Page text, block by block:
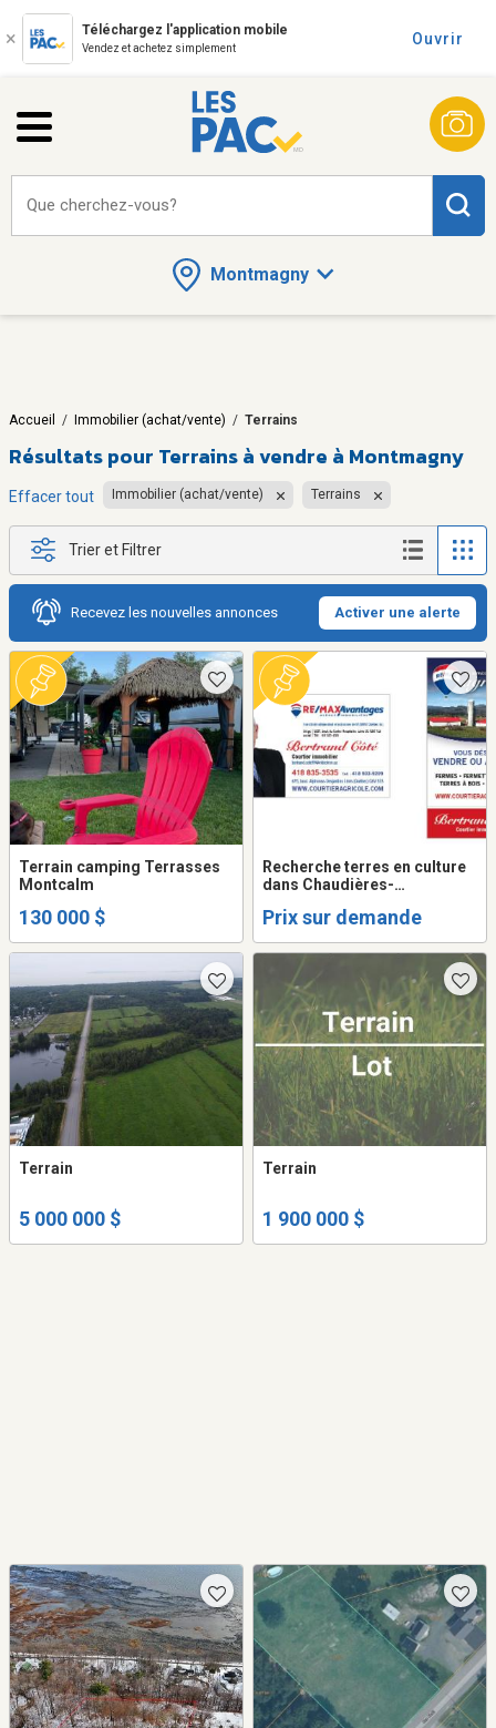
Téléchargez l'application mobile
Vendez et achetez simplement
Ouvrir
Montmagny
Que cherchez-vous?
Accueil / Immobilier (achat/vente) / Terrains
Résultats pour Terrains à vendre à Montmagny
Effacer tout Immobilier (achat/vente) Terrains
Trier et Filtrer
Recevez les nouvelles annonces Activer une alerte
Terrain camping Terrasses
Montcalm
130 000 $
Recherche terres en culture
dans Chaudières-
producteurs agricoles
Prix sur demande
Terrain
5 000 000 $
Terrain
1 900 000 $